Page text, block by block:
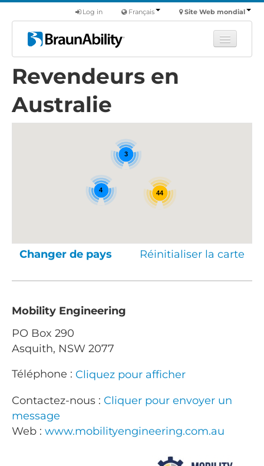
Site Web mondial
Français
Log in
Apprendre
Véhicules utilitaires
Trouver un revendeur
Revendeurs en
Australie
44
4
3
Changer de pays Réinitialiser la carte
Mobility Engineering
PO Box 290
Asquith, NSW 2077
Téléphone : Cliquez pour afficher
Contactez-nous : Cliquer pour envoyer un
message
Web : www.mobilityengineering.com.au